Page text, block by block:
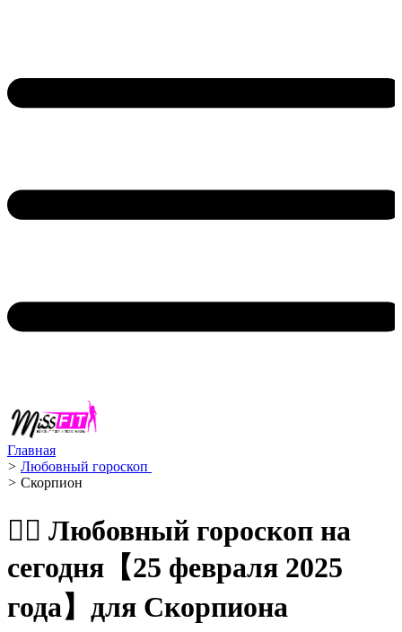
Главная
> Любовный гороскоп ️
> Скорпион ️
🧙‍♀️ Любовный гороскоп на
сегодня【25 февраля 2025
года】для Скорпиона